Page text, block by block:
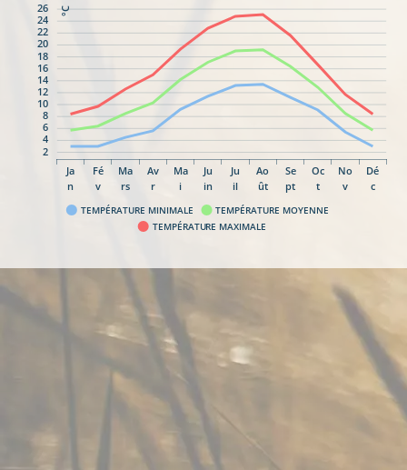
Ja
n
Fé
v
Ma
rs
Av
r
Ma
i
Ju
in
Ju
il
Ao
ût
Se
pt
Oc
t
No
v
Dé
c
°C
2
4
6
8
10
12
14
16
18
20
22
24
26
TEMPÉRATURE MINIMALE
TEMPÉRATURE MOYENNE
TEMPÉRATURE MAXIMALE